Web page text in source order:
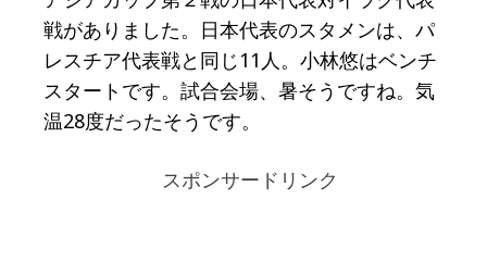
戦がありました。日本代表のスタメンは、パ
レスチア代表戦と同じ11人。小林悠はベンチ
スタートです。試合会場、暑そうですね。気
温28度だったそうです。
スポンサードリンク